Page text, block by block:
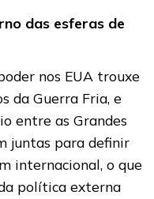
das esferas de
nos EUA trouxe
da Guerra Fria, e
entre as Grandes
juntas para definir
internacional, o que
política externa